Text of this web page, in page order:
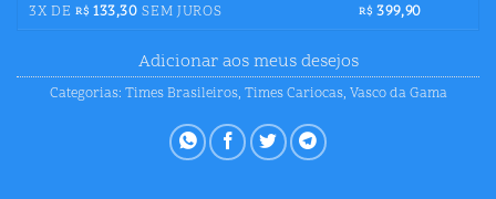
3X DE R$ 133,30 SEM JUROS R$ 399,90
Adicionar aos meus desejos
Categorias: Times Brasileiros, Times Cariocas, Vasco da Gama